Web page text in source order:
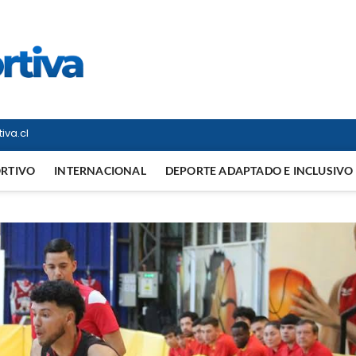
INTERNACIONAL DEPORTE ADAPTADO E INCLUSIVO